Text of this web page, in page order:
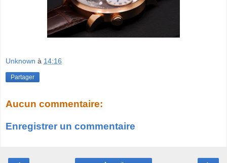
Unknown à 14:16
Partager
Aucun commentaire:
Enregistrer un commentaire